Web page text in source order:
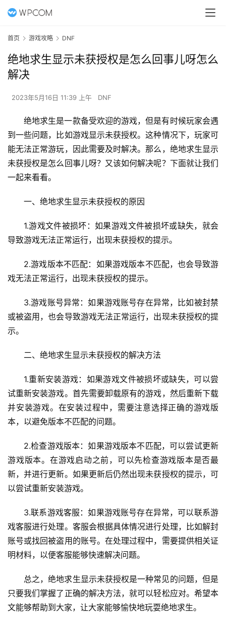
首页 游戏攻略 DNF
绝地求生显示未获授权是怎么回事儿呀怎么
解决
2023年5月16日 11:39 上午 DNF
绝地求生是一款备受欢迎的游戏，但是有时候玩家会遇
到一些问题，比如游戏显示未获授权。这种情况下，玩家可
能无法正常游玩，因此需要及时解决。那么，绝地求生显示
未获授权是怎么回事儿呀？又该如何解决呢？下面就让我们
一起来看看。
一、绝地求生显示未获授权的原因
1.游戏文件被损坏：如果游戏文件被损坏或缺失，就会
导致游戏无法正常运行，出现未获授权的提示。
2.游戏版本不匹配：如果游戏版本不匹配，也会导致游
戏无法正常运行，出现未获授权的提示。
3.游戏账号异常：如果游戏账号存在异常，比如被封禁
或被盗用，也会导致游戏无法正常运行，出现未获授权的提
示。
二、绝地求生显示未获授权的解决方法
1.重新安装游戏：如果游戏文件被损坏或缺失，可以尝
试重新安装游戏。首先需要卸载原有的游戏，然后重新下载
并安装游戏。在安装过程中，需要注意选择正确的游戏版
本，以避免版本不匹配的问题。
2.检查游戏版本：如果游戏版本不匹配，可以尝试更新
游戏版本。在游戏启动之前，可以先检查游戏版本是否最
新，并进行更新。如果更新后仍然出现未获授权的提示，可
以尝试重新安装游戏。
3.联系游戏客服：如果游戏账号存在异常，可以联系游
戏客服进行处理。客服会根据具体情况进行处理，比如解封
账号或找回被盗用的账号。在处理过程中，需要提供相关证
明材料，以便客服能够快速解决问题。
总之，绝地求生显示未获授权是一种常见的问题，但是
只要我们掌握了正确的解决方法，就可以轻松应对。希望本
文能够帮助到大家，让大家能够愉快地玩耍绝地求生。